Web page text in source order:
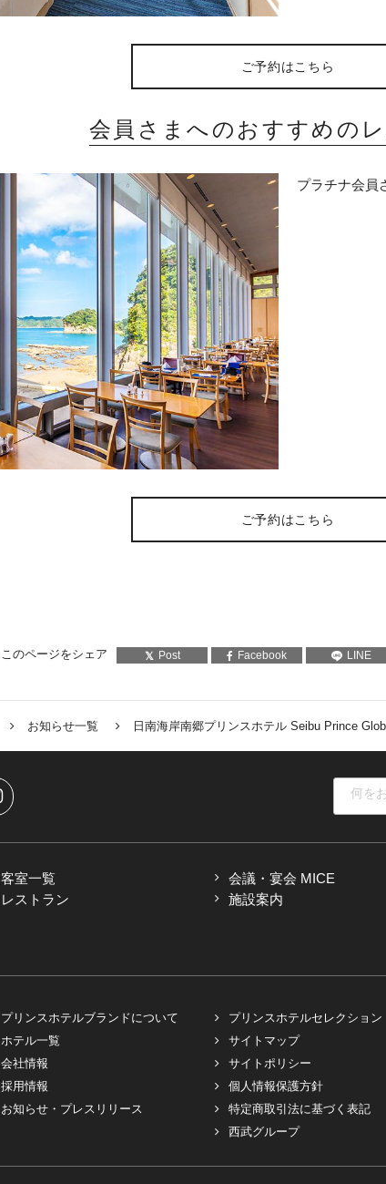
ご予約はこちら
会員さまへのおすすめの
プラチナ会員
ご予約はこちら
このページをシェア Post Facebook LINE
お知らせ一覧 日南海岸南郷プリンスホテル Seibu Prince
客室一覧
レストラン
会議・宴会 MICE
施設案内
プリンスホテルブランドについて
ホテル一覧
会社情報
採用情報
お知らせ・プレスリリース
プリンスホテルセレクション
サイトマップ
サイトポリシー
個人情報保護方針
特定商取引法に基づく表記
西武グループ